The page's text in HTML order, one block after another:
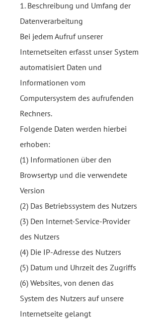
1. Beschreibung und Umfang der
Datenverarbeitung
Bei jedem Aufruf unserer
Internetseiten erfasst unser System
automatisiert Daten und
Informationen vom
Computersystem des aufrufenden
Rechners.
Folgende Daten werden hierbei
erhoben:
(1) Informationen über den
Browsertyp und die verwendete
Version
(2) Das Betriebssystem des Nutzers
(3) Den Internet-Service-Provider
des Nutzers
(4) Die IP-Adresse des Nutzers
(5) Datum und Uhrzeit des Zugriffs
(6) Websites, von denen das
System des Nutzers auf unsere
Internetseite gelangt